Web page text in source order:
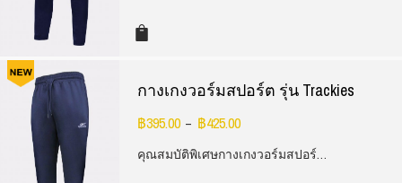
กางเกงวอร์มสปอร์ต รุ่น Trackies
฿395.00 – ฿425.00
คุณสมบัติพิเศษกางเกงวอร์มสปอร์…